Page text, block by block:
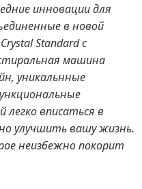
инновации для
в новой
Standard с
машина
уникальнные
легко вписаться в
улучшить вашу жизнь.
неизбежно покорит